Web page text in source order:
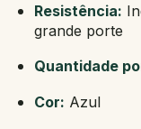
Resistência:
grande porte
Quantidade
Cor: Azul